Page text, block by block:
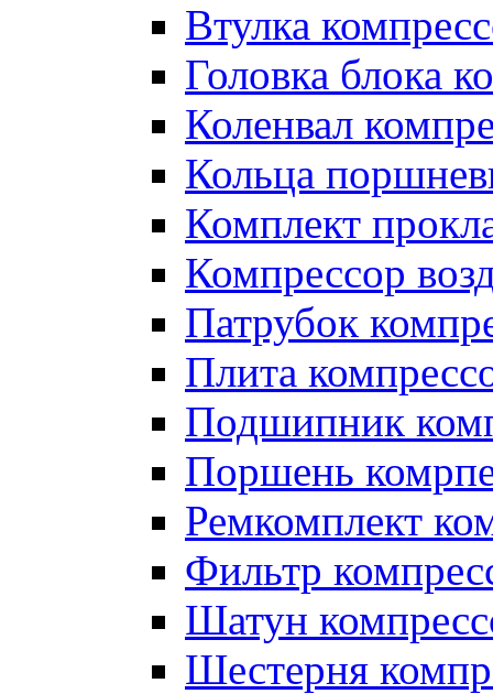
Втулка
Головка блока
Коленвал
Кольца
Комплект
Компрессор
Патрубок
Плита
Подшипник
Поршень
Ремкомплект
Фильтр
Шатун
Шестерня